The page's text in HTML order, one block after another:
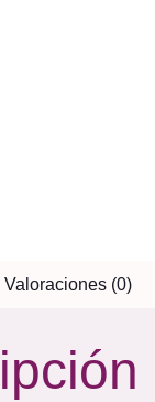
Valoraciones (0)